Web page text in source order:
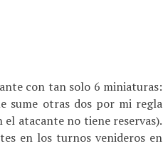
con tan solo 6 miniaturas:
sume otras dos por mi regla
el atacante no tiene reservas).
en los turnos venideros en